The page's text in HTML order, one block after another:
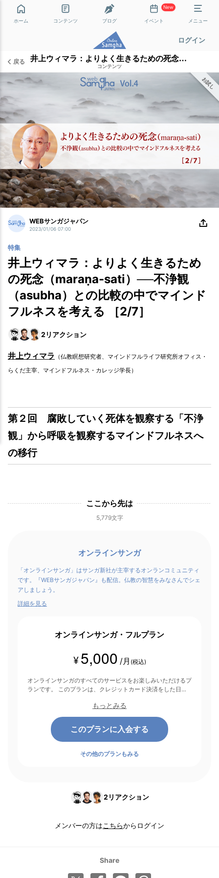
ホーム コンテンツ ブログ
New
イベント メニュー
ログイン
戻る 井上ウィマラ：よりよく生きるための死念（maraṇa-sati）──不浄観（asubha）との比較の中でマインドフルネスを考える ［2/7］
コンテンツ
お試し
WEBサンガジャパン
2023/01/06 07:00
特集
井上ウィマラ：よりよく生きるため
の死念（maraṇa-sati）──不浄観
（asubha）との比較の中でマインド
フルネスを考える ［2/7］
2 リアクション
井上ウィマラ （仏教瞑想研究者、マインドフルライフ研究所オフィス・
らくだ主宰、マインドフルネス・カレッジ学長）
第２回 腐敗していく死体を観察する「不浄
観」から呼吸を観察するマインドフルネスへ
の移行
ここから先は
5,779文字
オンラインサンガ
「オンラインサンガ」はサンガ新社が主宰するオンランコミュニティ
です。『WEBサンガジャパン』も配信。仏教の智慧をみなさんでシェ
アしましょう。
詳細を見る
オンラインサンガ・フルプラン
¥ 5,000 /月 (税込)
オンラインサンガのすべてのサービスをお楽しみいただけるプ
ランです。 このプランは、クレジットカード決済をした日を
もっとみる
このプランに入会する
その他のプランもみる
2 リアクション
メンバーの方はこちらからログイン
Share